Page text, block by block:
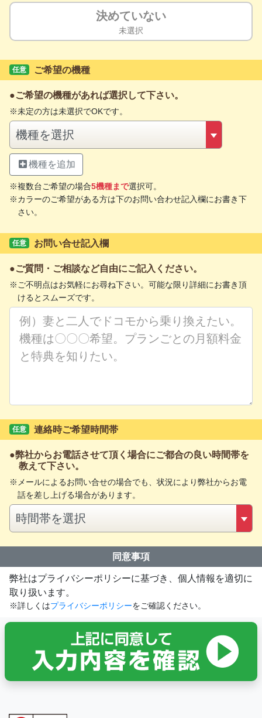
決めていない
未選択
任意 ご希望の機種
ご希望の機種があれば選択して下さい。
未定の方は未選択でOKです。
機種を追加
複数台ご希望の場合5機種まで選択可。
カラーのご希望がある方は下のお問い合わせ記入欄にお書き下
さい。
任意 お問い合せ記入欄
ご質問・ご相談など自由にご記入ください。
ご不明点はお気軽にお尋ね下さい。可能な限り詳細にお書き頂
けるとスムーズです。
任意 連絡時ご希望時間帯
弊社からお電話させて頂く場合にご都合の良い時間帯を
教えて下さい。
メールによるお問い合せの場合でも、状況により弊社からお電
話を差し上げる場合があります。
同意事項
弊社はプライバシーポリシーに基づき、個人情報を適切に
取り扱います。
※詳しくはプライバシーポリシーをご確認ください。